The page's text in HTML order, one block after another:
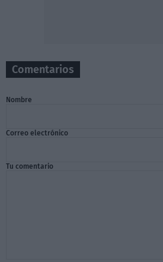
Comentarios
Nombre
Correo electrónico
Tu comentario